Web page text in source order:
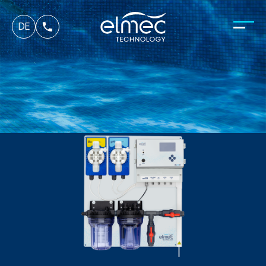
DE
fr
it